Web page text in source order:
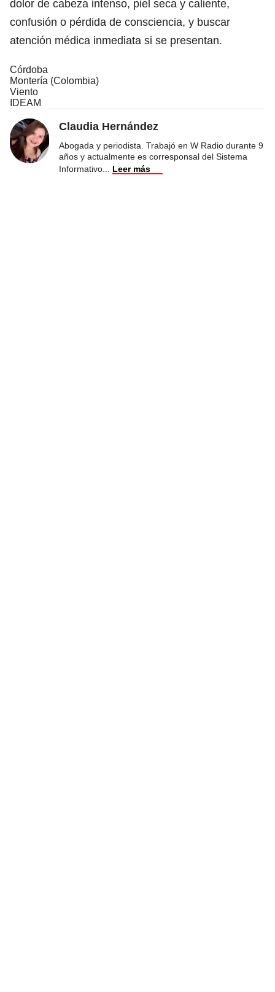
dolor de cabeza intenso, piel seca y caliente,
confusión o pérdida de consciencia, y buscar
atención médica inmediata si se presentan.
Córdoba
Montería (Colombia)
Viento
IDEAM
Claudia Hernández
Abogada y periodista. Trabajó en W Radio durante 9
años y actualmente es corresponsal del Sistema
Informativo
Leer más